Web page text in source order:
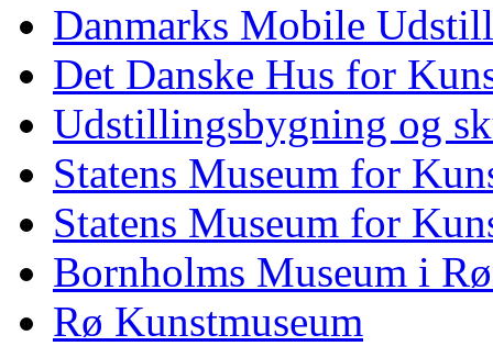
Danmarks Mobile
Det Danske Hus for
Udstillingsbygning og
Statens Museum for
Statens Museum for
Bornholms Museum i
Rø Kunstmuseum